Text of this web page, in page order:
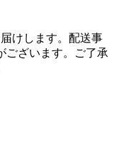
けします。配送事
ございます。ご了承